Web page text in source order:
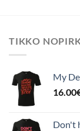
TIKKO
My
16.00
Don't